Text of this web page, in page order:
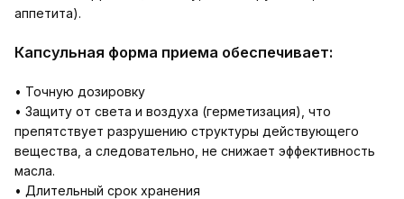
аппетита).
Капсульная форма приема обеспечивает:
• Точную дозировку
• Защиту от света и воздуха (герметизация), что
препятствует разрушению структуры действующего
вещества, а следовательно, не снижает эффективность
масла.
• Длительный срок хранения